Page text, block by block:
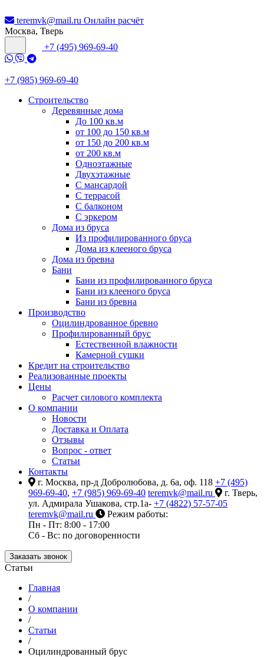
teremvk@mail.ru Онлайн расчёт
Москва, Тверь
+7 (495) 969-69-40
+7 (985) 969-69-40
Строительство
Деревянные дома
До 100 кв.м
от 100 до 150 кв.м
от 150 до 200 кв.м
от 200 кв.м
Одноэтажные
Двухэтажные
С мансардой
С террасой
С балконом
С эркером
Дома из бруса
Из профилированного бруса
Дома из клееного бруса
Дома из бревна
Бани
Бани из профилированного бруса
Бани из клееного бруса
Бани из бревна
Производство
Оцилиндрованное бревно
Профилированный брус
Естественной влажности
Камерной сушки
Кредит на строительство
Реализованные проекты
Цены
Расчет силового комплекта
О компании
Новости
Доставка и Оплата
Отзывы
Вопрос - ответ
Статьи
Контакты
г. Москва, пр-д Добролюбова, д. 6а, оф. 118 +7 (495)
969-69-40, +7 (985) 969-69-40 teremvk@mail.ru
г. Тверь,
ул. Адмирала Ушакова, стр.1а- +7 (4822) 57-57-05
teremvk@mail.ru
Режим работы:
Пн - Пт: 8:00 - 17:00
Сб - Вс: по договоренности
Заказать звонок
Статьи
Главная
/
О компании
/
Статьи
/
Оцилиндрованный брус